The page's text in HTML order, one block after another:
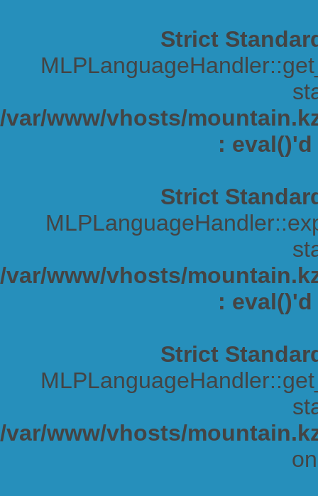
Strict
/var/www/vhosts/
:
Strict
/var/www/vhosts/
:
Strict
/var/www/vhosts/